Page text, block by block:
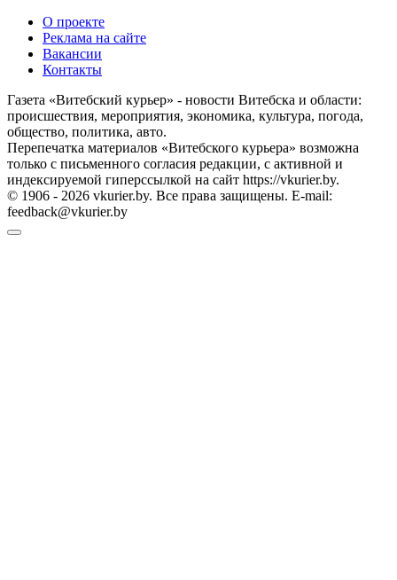
О проекте
Реклама на сайте
Вакансии
Контакты
Газета «Витебский курьер» - новости Витебска и области:
происшествия, мероприятия, экономика, культура, погода,
общество, политика, авто.
Перепечатка материалов «Витебского курьера» возможна
только с письменного согласия редакции, с активной и
индексируемой гиперссылкой на сайт https://vkurier.by.
© 1906 - 2026 vkurier.by. Все права защищены. E-mail:
feedback@vkurier.by